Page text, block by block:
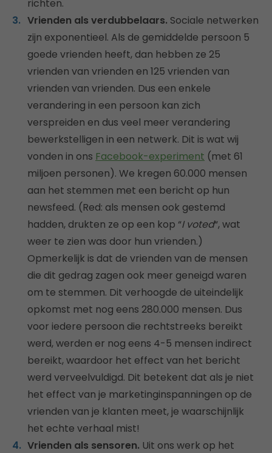
richten.
Vrienden als verdubbelaars. Sociale netwerken
zijn exponentieel. Als de gemiddelde persoon 5
goede vrienden heeft, dan hebben ze 25
vrienden van vrienden en 125 vrienden van
vrienden van vrienden. Dus een enkele
verandering in een persoon kan zich
verspreiden en dus veel meer verandering
bewerkstelligen in een netwerk. Dit is wat wij
vonden in ons Facebook-experiment (met 61
miljoen personen). We kregen 60.000 mensen
aan het stemmen met een bericht op hun
newsfeed. (Red: als mensen ook gestemd
hadden, drukten ze op een kop “I voted“, wat
weer te zien was door hun vrienden.)
Opmerkelijk is dat de vrienden van de mensen
die dit gedrag zagen ook meer geneigd waren
om te stemmen. Dit verhoogde de uiteindelijk
opkomst met nog eens 280.000 mensen. Dus
voor iedere persoon die rechtstreeks bereikt
werd, werden er nog eens 4-5 mensen indirect
bereikt, waardoor het effect van het bericht
werd verveelvuldigd. Dit betekent dat als je niet
het effect van je marketinginspanningen op de
vrienden van je klanten meet, je waarschijnlijk
het echte verhaal mist!
Vrienden als sensoren. Uit ons werk op het